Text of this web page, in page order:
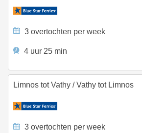
3 overtochten per week
4 uur 25 min
Limnos tot Vathy /Vathy tot Limnos
3 overtochten per week